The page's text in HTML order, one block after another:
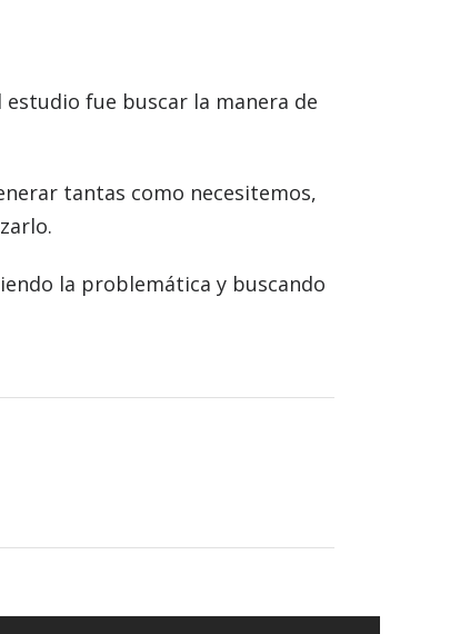
fue buscar la manera de
tantas como necesitemos,
la problemática y buscando